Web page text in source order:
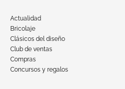
Actualidad
Bricolaje
Clásicos del diseño
Club de ventas
Compras
Concursos y regalos